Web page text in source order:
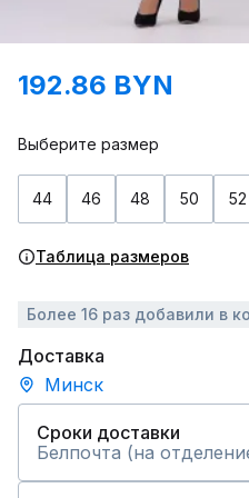
192.86 BYN
Выберите размер
44 46 48 50 52
Таблица размеров
Более 16 раз добавили в
Доставка
Минск
Сроки доставки
Белпочта (на